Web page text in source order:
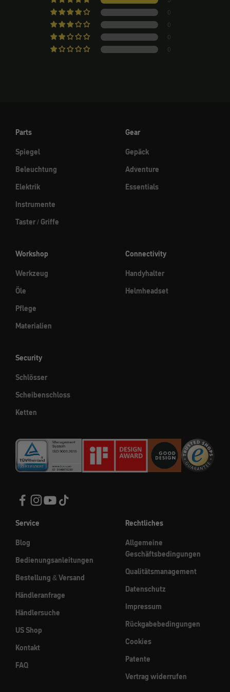
0
0
0
0
Parts
Spiegel
Beleuchtung
Elektrik
Instrumente
Taster / Griffe
Gear
Gepäck
Adventure
Essentials
Workshop
Werkzeug
Öle
Pflege
Materialien
Connectivity
Handyhalter
Helmheadset
Security
Schlösser
Scheibenschloss
Ketten
Service
Blog
Bedienungsanleitungen
Bestellung & Versand
Händleranfrage
Händlersuche
US Shop
Kontakt
FAQ
Rechtliches
Allgemeine
Geschäftsbedingungen
Qualitätsmanagement
Datenschutz
Impressum
Rückgabebedingungen
Cookies
Patente
Vertrag widerrufen